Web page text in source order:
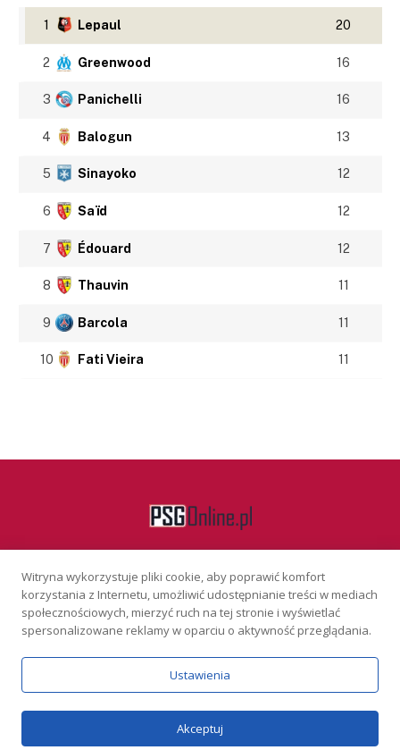
1 Lepaul 20
2 Greenwood 16
3 Panichelli 16
4 Balogun 13
5 Sinayoko 12
6 Saïd 12
7 Édouard 12
8 Thauvin 11
9 Barcola 11
10 Fati Vieira 11
Facebook
KONTAKT REKLAMA POLITYKA PRYWATNOŚCI
Serwis wyłącznie dla osób powyżej 18 lat. Hazard może uzależniać.
Graj odpowiedzialnie.Szczegóły
Copyright © 2026 PSGonline.pl
Witryna wykorzystuje pliki cookie, aby poprawić komfort
korzystania z Internetu, umożliwić udostępnianie treści w mediach
społecznościowych, mierzyć ruch na tej stronie i wyświetlać
spersonalizowane reklamy w oparciu o aktywność przeglądania.
Ustawienia
Akceptuj